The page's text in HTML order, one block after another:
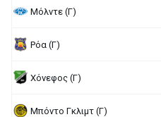
Μόλντε (Γ)
Ρόα (Γ)
Χόνεφος (Γ)
Μπόντο Γκλιμτ (Γ)